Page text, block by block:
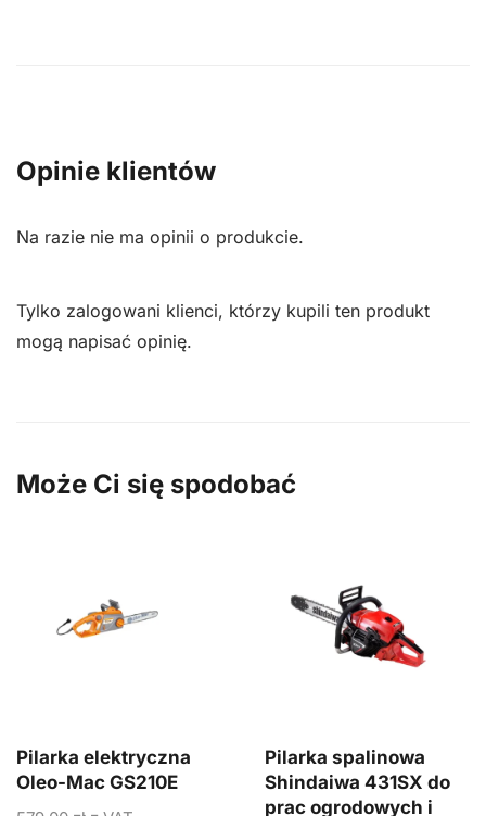
Opinie klientów
Na razie nie ma opinii o produkcie.
Tylko zalogowani klienci, którzy kupili ten produkt
mogą napisać opinię.
Może Ci się spodobać
Pilarka elektryczna
Oleo-Mac GS210E
Pilarka spalinowa
Shindaiwa 431SX do
prac ogrodowych i